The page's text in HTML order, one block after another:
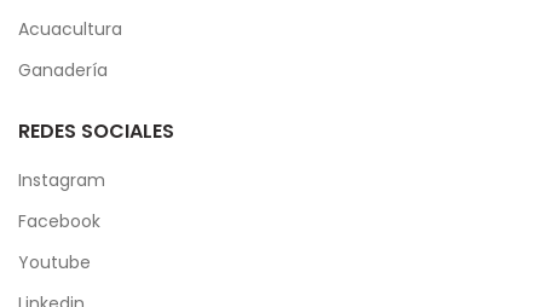
Acuacultura
Ganadería
REDES SOCIALES
Instagram
Facebook
Youtube